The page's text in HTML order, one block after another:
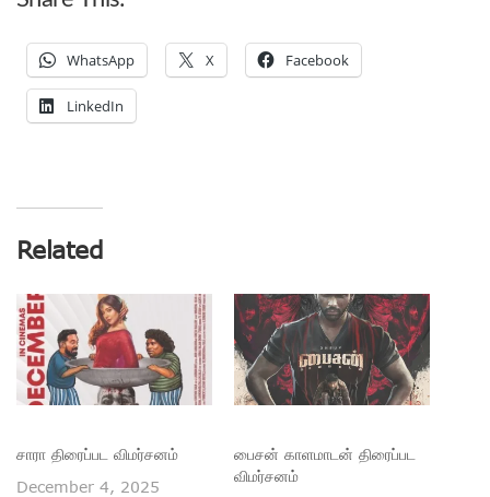
WhatsApp X Facebook
LinkedIn
Related
சாரா திரைப்பட விமர்சனம்
December 4, 2025
பைசன் காளமாடன் திரைப்பட
விமர்சனம்